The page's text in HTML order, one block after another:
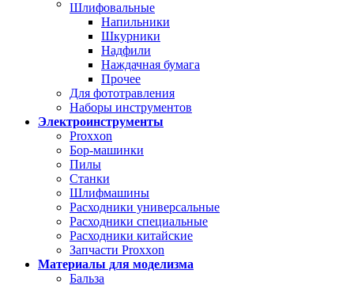
Шлифовальные
Напильники
Шкурники
Надфили
Наждачная бумага
Прочее
Для фототравления
Наборы инструментов
Электроинструменты
Proxxon
Бор-машинки
Пилы
Станки
Шлифмашины
Расходники универсальные
Расходники специальные
Расходники китайские
Запчасти Proxxon
Материалы для моделизма
Бальза